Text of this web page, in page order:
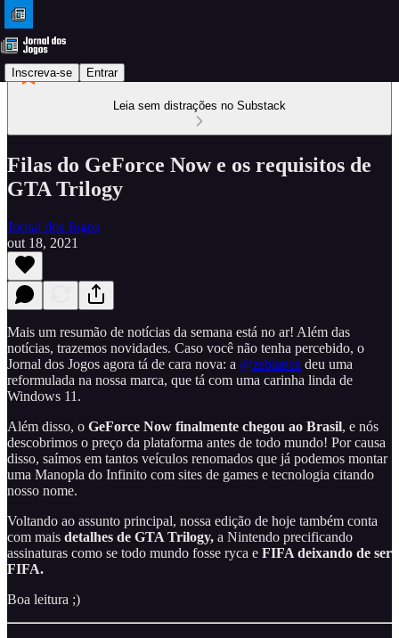
Inscreva-se Entrar
Leia sem distrações no Substack
Filas do GeForce Now e os requisitos de
GTA Trilogy
Jornal dos Jogos
out 18, 2021
Mais um resumão de notícias da semana está no ar! Além das
notícias, trazemos novidades. Caso você não tenha percebido, o
Jornal dos Jogos agora tá de cara nova: a @zsbianca deu uma
reformulada na nossa marca, que tá com uma carinha linda de
Windows 11.
Além disso, o GeForce Now finalmente chegou ao Brasil, e nós
descobrimos o preço da plataforma antes de todo mundo! Por causa
disso, saímos em tantos veículos renomados que já podemos montar
uma Manopla do Infinito com sites de games e tecnologia citando
nosso nome.
Voltando ao assunto principal, nossa edição de hoje também conta
com mais detalhes de GTA Trilogy, a Nintendo precificando
assinaturas como se todo mundo fosse ryca e FIFA deixando de ser
FIFA.
Boa leitura ;)